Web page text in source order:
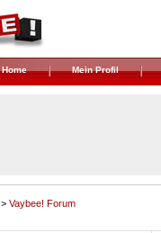
Home Mein Profil
> Vaybee! Forum